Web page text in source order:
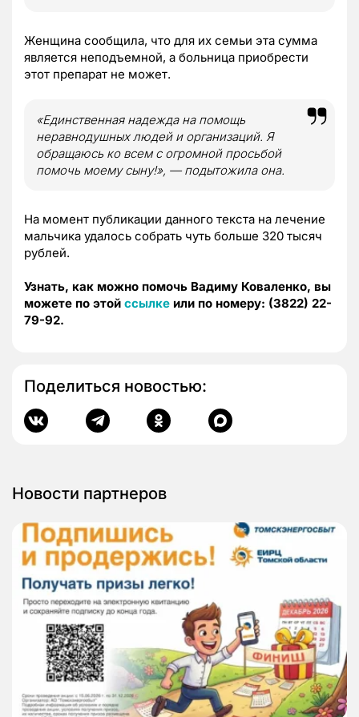
Женщина сообщила, что для их семьи эта сумма
является неподъемной, а больница приобрести
этот препарат не может.
«Единственная надежда на помощь
неравнодушных людей и организаций. Я
обращаюсь ко всем с огромной просьбой
помочь моему сыну!», — подытожила она.
На момент публикации данного текста на лечение
мальчика удалось собрать чуть больше 320 тысяч
рублей.
Узнать, как можно помочь Вадиму Коваленко, вы
можете по этой ссылке или по номеру: (3822) 22-
79-92.
Поделиться новостью:
Новости партнеров